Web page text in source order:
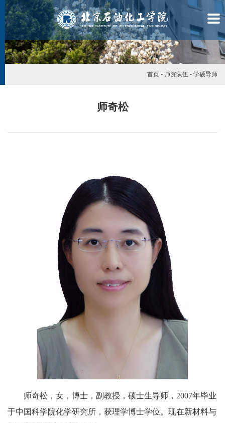
就
首页 - 师资队伍 - 学硕导师
师奇松
师奇松 ， 女，博士，副教授，硕士生导师， 2007年毕业
于中国科学院化学研究所，获理学博士学位。 现在新材料与